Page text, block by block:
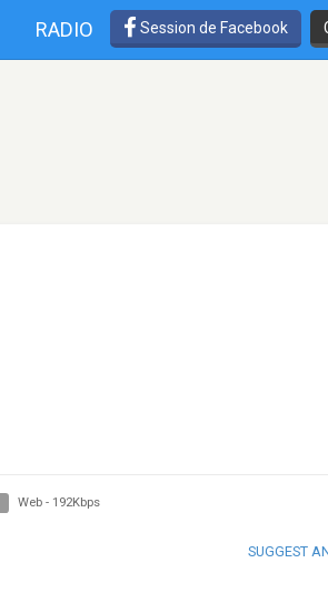
RADIO Session de Facebook
Web - 192Kbps
SUGGEST